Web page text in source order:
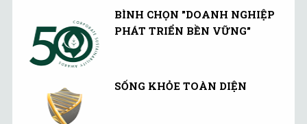
BÌNH CHỌN "DOANH NGHIỆP
PHÁT TRIỂN BỀN VỮNG"
SỐNG KHỎE TOÀN DIỆN